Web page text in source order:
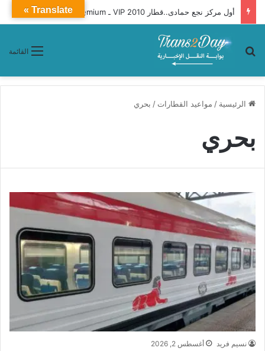
أول مركز نجع حمادى..قطار 2010 VIP ـ Premium محافظات «القاهرة ـ أسوان»
القائمة بحث عن
الرئيسية / مواعيد القطارات / بحري
بحري
نسيم فريد أغسطس 2, 2026
Translate »